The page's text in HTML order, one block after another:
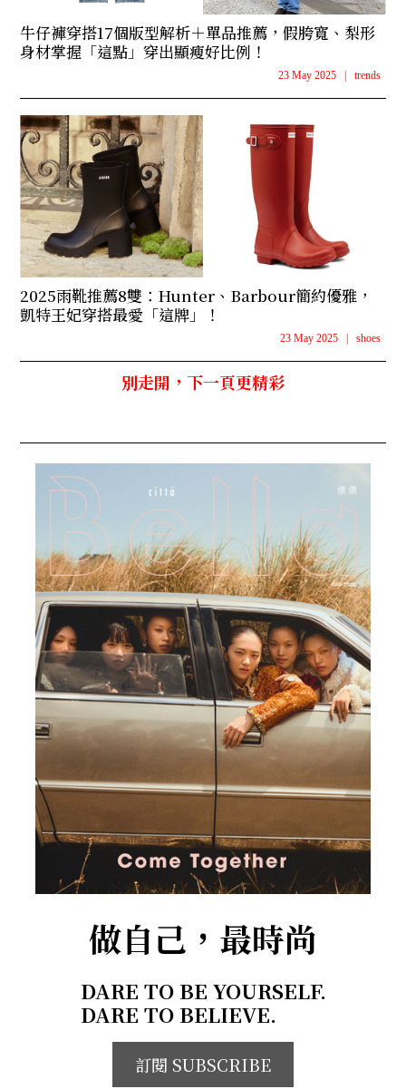
牛仔褲穿搭17個版型解析＋單品推薦，假胯寬、梨形
身材掌握「這點」穿出顯瘦好比例！
23 May 2025 trends
2025雨靴推薦8雙：Hunter、Barbour簡約優雅，
凱特王妃穿搭最愛「這牌」！
23 May 2025 shoes
別走開，下一頁更精彩
做自己，最時尚
DARE TO BE YOURSELF.
DARE TO BELIEVE.
訂閱 SUBSCRIBE